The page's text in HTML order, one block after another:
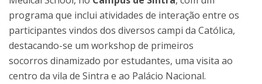
programa que inclui atividades de interação entre os
participantes vindos dos diversos campi da Católica,
destacando-se um workshop de primeiros
socorros dinamizado por estudantes, uma visita ao
centro da vila de Sintra e ao Palácio Nacional.